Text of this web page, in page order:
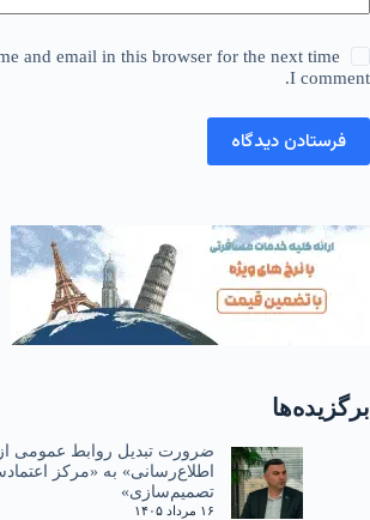
and email in this browser for the next time
I comment.
فرستادن دیدگاه
برگزیده‌ها
ضرورت تبدیل روابط عمومی
اطلاع‌رسانی» به «مرکز
تصمیم‌سازی»
۱۶ مرداد ۱۴۰۵